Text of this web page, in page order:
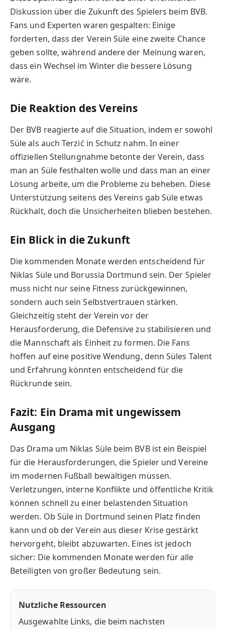
Diskussion über die Zukunft des Spielers beim BVB.
Fans und Experten waren gespalten: Einige
forderten, dass der Verein Süle eine zweite Chance
geben sollte, während andere der Meinung waren,
dass ein Wechsel im Winter die bessere Lösung
wäre.
Die Reaktion des Vereins
Der BVB reagierte auf die Situation, indem er sowohl
Süle als auch Terzić in Schutz nahm. In einer
offiziellen Stellungnahme betonte der Verein, dass
man an Süle festhalten wolle und dass man an einer
Lösung arbeite, um die Probleme zu beheben. Diese
Unterstützung seitens des Vereins gab Süle etwas
Rückhalt, doch die Unsicherheiten blieben bestehen.
Ein Blick in die Zukunft
Die kommenden Monate werden entscheidend für
Niklas Süle und Borussia Dortmund sein. Der Spieler
muss nicht nur seine Fitness zurückgewinnen,
sondern auch sein Selbstvertrauen stärken.
Gleichzeitig steht der Verein vor der
Herausforderung, die Defensive zu stabilisieren und
die Mannschaft als Einheit zu formen. Die Fans
hoffen auf eine positive Wendung, denn Süles Talent
und Erfahrung könnten entscheidend für die
Rückrunde sein.
Fazit: Ein Drama mit ungewissem
Ausgang
Das Drama um Niklas Süle beim BVB ist ein Beispiel
für die Herausforderungen, die Spieler und Vereine
im modernen Fußball bewältigen müssen.
Verletzungen, interne Konflikte und öffentliche Kritik
können schnell zu einer belastenden Situation
werden. Ob Süle in Dortmund seinen Platz finden
kann und ob der Verein aus dieser Krise gestärkt
hervorgeht, bleibt abzuwarten. Eines ist jedoch
sicher: Die kommenden Monate werden für alle
Beteiligten von großer Bedeutung sein.
Nutzliche Ressourcen
Ausgewahlte Links, die beim nachsten